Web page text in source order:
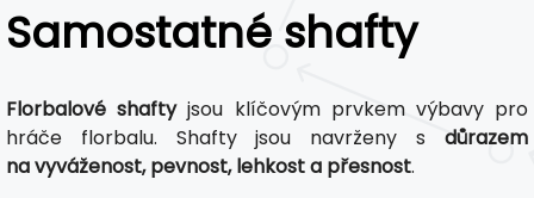
Samostatné shafty
Florbalové shaftyjsou klíčovým prvkem výbavy pro
hráče florbalu. Shafty jsou navrženy s důrazem
na vyváženost, pevnost, lehkost a přesnost.